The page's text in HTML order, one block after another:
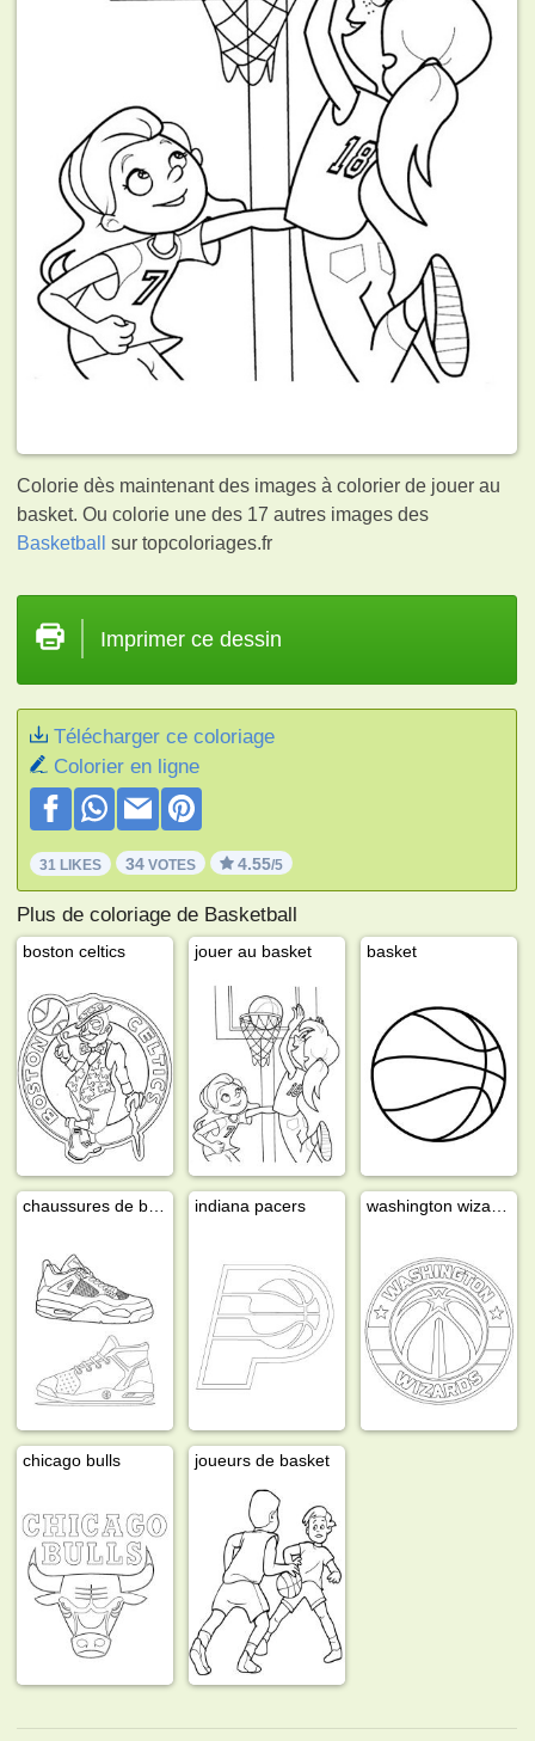
Colorie dès maintenant des images à colorier de jouer au
basket. Ou colorie une des 17 autres images des
Basketball
sur topcoloriages.fr
Imprimer ce dessin
Télécharger ce coloriage
Colorier en ligne
31 LIKES 34 VOTES 4.55/5
Plus de coloriage de Basketball
boston celtics jouer au basket basket
indiana pacers
chicago bulls joueurs de basket